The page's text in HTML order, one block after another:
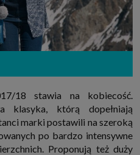
jest dobrowolne, nie musisz jej
do naszych usług. Masz również
lub zmiany zgody w dowolnym
czasu istnienia podstawy do ich
z Twojej strony ograniczających
danych do wykonania umowy, przez
10 lat), a w przypadku, gdy
uzasadniony interes administratora,
sprzeciwu.
Twoje dane podwykonawcom IT,
etc. Zrobią to jedynie na
18 stawia na kobiecość.
klasyka, którą dopełniają
marki postawili na szeroką
po bardzo intensywne
Proponują też duży